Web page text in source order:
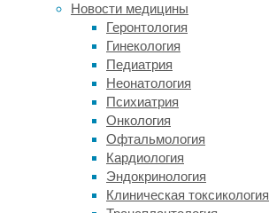
Новости медицины
Геронтология
Гинекология
Педиатрия
Неонатология
Психиатрия
Онкология
Офтальмология
Кардиология
Эндокринология
Клиническая токсикология
развитии
древних
людей.
Тому,
кто
хоть
однажды
видел
изображение
неандертальца